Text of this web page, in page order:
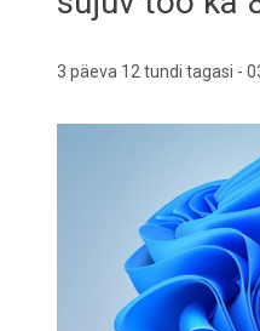
3 päeva 12 tundi tagasi -